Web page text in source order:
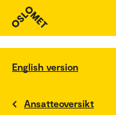
English version
Ansatteoversikt